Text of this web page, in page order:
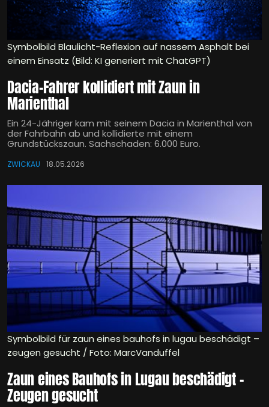
Symbolbild Blaulicht-Reflexion auf nassem Asphalt bei
einem Einsatz (Bild: KI generiert mit ChatGPT)
Dacia-Fahrer kollidiert mit Zaun in
Marienthal
Ein 24-Jähriger kam mit seinem Dacia in Marienthal von
der Fahrbahn ab und kollidierte mit einem
Grundstückszaun. Sachschaden: 6.000 Euro.
ZWICKAU 18.05.2026
Symbolbild für zaun eines bauhofs in lugau beschädigt –
zeugen gesucht / Foto: MarcVanduffel
Zaun eines Bauhofs in Lugau beschädigt –
Zeugen gesucht